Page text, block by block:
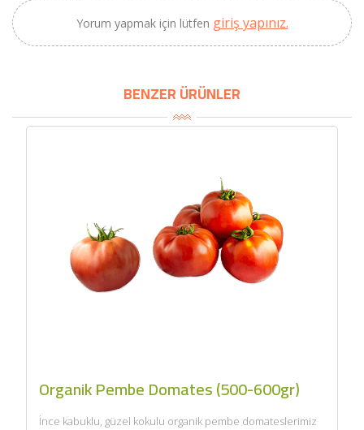
Yorum yapmak için lütfen giriş yapınız.
BENZER ÜRÜNLER
Organik Pembe Domates (500-600gr)
İnce kabuklu, güzel kokulu organik pembe domateslerimiz
SEPETE EKLE